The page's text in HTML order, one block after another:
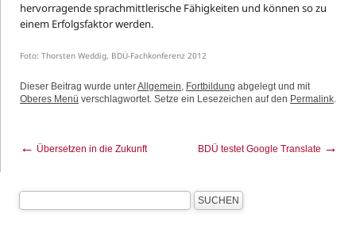
hervorragende sprachmittlerische Fähigkeiten und können so zu
einem Erfolgsfaktor werden.
Foto: Thorsten Weddig, BDÜ-Fachkonferenz 2012
Dieser Beitrag wurde unterAllgemein Fortbildung abgelegt und mit
Oberes Menü verschlagwortet. Setze ein Lesezeichen auf den Permalink
← Übersetzen in die Zukunft BDÜ testet Google Translate →